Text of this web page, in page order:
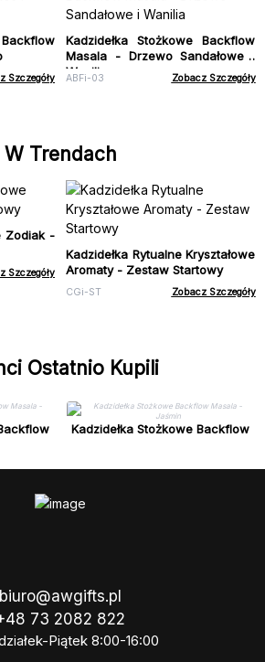
Szczegóły
Kadzidełka Stożkowe Backflow
Masala - Drzewo Sandałowe i
Wanilia
ABFi-03 Zobacz Szczegóły
W Trendach
Zodiak -
Szczegóły
Kadzidełka Rytualne Kryształowe
Aromaty - Zestaw Startowy
CGi-ST Zobacz Szczegóły
Ostatnio Kupili
Kadzidełka Stożkowe Backflow
biuro@awgifts.pl
73 2082 822
Piątek 8:00-16:00